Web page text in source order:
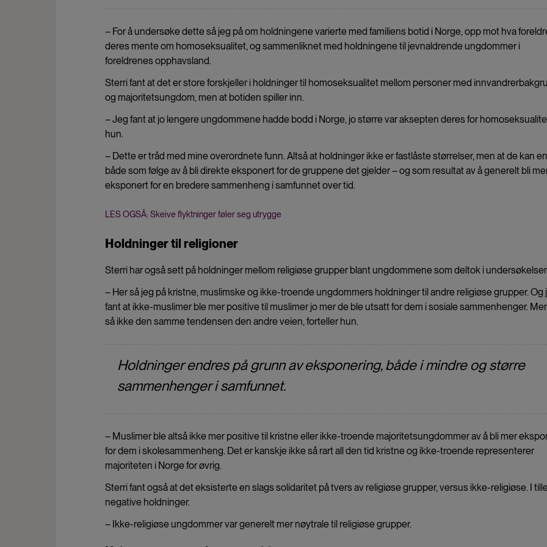
– For å undersøke dette så jeg på om holdningene varierte med familiens botid i Norge, opp mot hva
deres mente om homoseksualitet, og sammenliknet med holdningene til jevnaldrende ungdommer i
foreldrenes opphavsland.
Sterri fant at det er store forskjeller i holdninger til homoseksualitet mellom personer med
og majoritetsungdom, men at botiden spiller inn.
– Jeg fant at jo lengere ungdommene hadde bodd i Norge, jo større var aksepten deres for
hun.
– Dette er tråd med mine overordnete funn. Altså at holdninger ikke er fastlåste størrelser, men at de kan
både som følge av å bli direkte eksponert for de gruppene det gjelder – og som resultat av å generelt bli
eksponert for en bredere sammenheng i samfunnet over tid.
LES OGSÅ: Skeive flyktninger føler seg utrygge
Holdninger til religioner
Sterri har også sett på holdninger mellom religiøse grupper blant ungdommene som deltok i
– Her så jeg på kristne, muslimske og ikke-troende ungdommers holdninger til andre religiøse grupper. Og
fant at ikke-muslimer ble mer positive til muslimer jo mer de ble utsatt for dem i sosiale sammenhenger.
så ikke den samme tendensen den andre veien, forteller hun.
Holdninger endres på grunn av eksponering, både i mindre og større
sammenhenger i samfunnet.
– Muslimer ble altså ikke mer positive til kristne eller ikke-troende majoritetsungdommer av å bli mer
for dem i skolesammenheng. Det er kanskje ikke så rart all den tid kristne og ikke-troende representerer
majoriteten i Norge for øvrig.
Sterri fant også at det eksisterte en slags solidaritet på tvers av religiøse grupper, versus ikke-religiøse. I
negative holdninger.
– Ikke-religiøse ungdommer var generelt mer nøytrale til religiøse grupper.